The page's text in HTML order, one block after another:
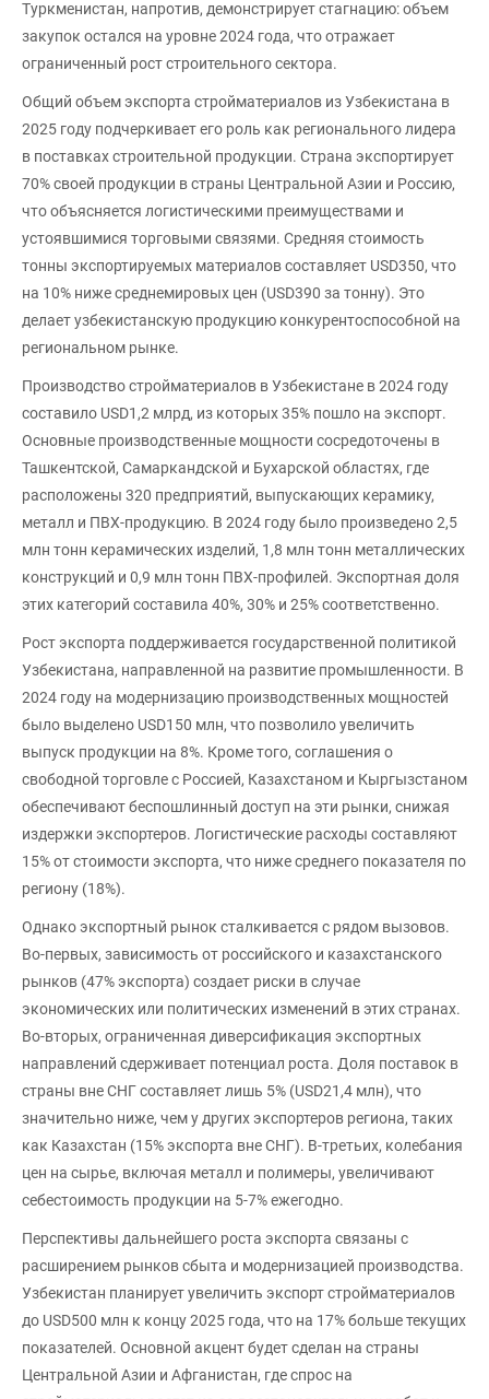
Туркменистан, напротив, демонстрирует стагнацию: объем
закупок остался на уровне 2024 года, что отражает
ограниченный рост строительного сектора.
Общий объем экспорта стройматериалов из Узбекистана в
2025 году подчеркивает его роль как регионального лидера
в поставках строительной продукции. Страна экспортирует
70% своей продукции в страны Центральной Азии и Россию,
что объясняется логистическими преимуществами и
устоявшимися торговыми связями. Средняя стоимость
тонны экспортируемых материалов составляет USD350, что
на 10% ниже среднемировых цен (USD390 за тонну). Это
делает узбекистанскую продукцию конкурентоспособной на
региональном рынке.
Производство стройматериалов в Узбекистане в 2024 году
составило USD1,2 млрд, из которых 35% пошло на экспорт.
Основные производственные мощности сосредоточены в
Ташкентской, Самаркандской и Бухарской областях, где
расположены 320 предприятий, выпускающих керамику,
металл и ПВХ-продукцию. В 2024 году было произведено 2,5
млн тонн керамических изделий, 1,8 млн тонн металлических
конструкций и 0,9 млн тонн ПВХ-профилей. Экспортная доля
этих категорий составила 40%, 30% и 25% соответственно.
Рост экспорта поддерживается государственной политикой
Узбекистана, направленной на развитие промышленности. В
2024 году на модернизацию производственных мощностей
было выделено USD150 млн, что позволило увеличить
выпуск продукции на 8%. Кроме того, соглашения о
свободной торговле с Россией, Казахстаном и Кыргызстаном
обеспечивают беспошлинный доступ на эти рынки, снижая
издержки экспортеров. Логистические расходы составляют
15% от стоимости экспорта, что ниже среднего показателя по
региону (18%).
Однако экспортный рынок сталкивается с рядом вызовов.
Во-первых, зависимость от российского и казахстанского
рынков (47% экспорта) создает риски в случае
экономических или политических изменений в этих странах.
Во-вторых, ограниченная диверсификация экспортных
направлений сдерживает потенциал роста. Доля поставок в
страны вне СНГ составляет лишь 5% (USD21,4 млн), что
значительно ниже, чем у других экспортеров региона, таких
как Казахстан (15% экспорта вне СНГ). В-третьих, колебания
цен на сырье, включая металл и полимеры, увеличивают
себестоимость продукции на 5-7% ежегодно.
Перспективы дальнейшего роста экспорта связаны с
расширением рынков сбыта и модернизацией производства.
Узбекистан планирует увеличить экспорт стройматериалов
до USD500 млн к концу 2025 года, что на 17% больше текущих
показателей. Основной акцент будет сделан на страны
Центральной Азии и Афганистан, где спрос на